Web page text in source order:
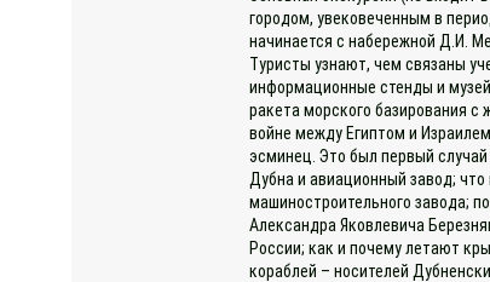
городом, увековеченным в
начинается с набережной Д.И.
Туристы узнают, чем связаны
информационные стенды и
ракета морского базирования с
войне между Египтом и
эсминец. Это был первый
Дубна и авиационный завод;
машиностроительного завода;
Александра Яковлевича
России; как и почему летают
кораблей – носителей